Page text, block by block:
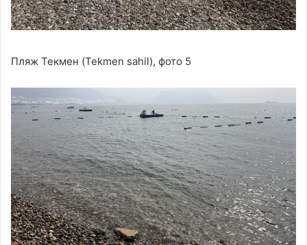
Пляж Текмен (Tekmen sahil), фото 5